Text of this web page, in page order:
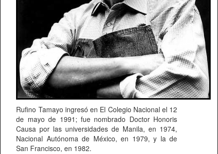
Rufino Tamayo ingresó en El Colegio Nacional el 12
de mayo de 1991; fue nombrado Doctor Honoris
Causa por las universidades de Manila, en 1974,
Nacional Autónoma de México, en 1979, y la de
San Francisco, en 1982.